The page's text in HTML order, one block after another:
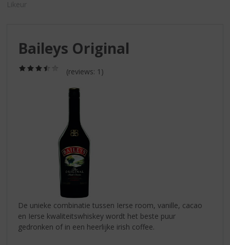
Likeur
Baileys Original
/
(reviews: 1)
De unieke combinatie tussen Ierse room, vanille, cacao
en Ierse kwaliteitswhiskey wordt het beste puur
gedronken of in een heerlijke irish coffee.